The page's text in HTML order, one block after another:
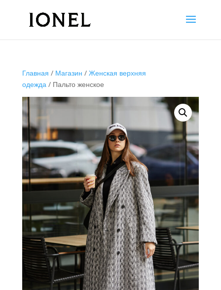
Главная / Магазин / Женская верхняя
одежда/ Пальто женское